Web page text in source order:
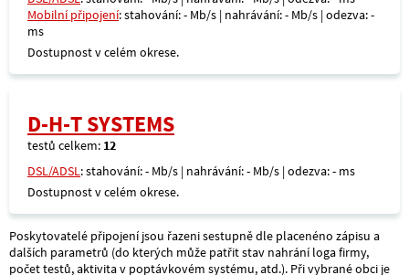
Mobilní připojení: stahování: - Mb/s | nahrávání: - Mb/s | odezva: -
ms
Dostupnost v celém okrese.
D-H-T SYSTEMS
testů celkem: 12
DSL/ADSL: stahování: - Mb/s | nahrávání: - Mb/s | odezva: - ms
Dostupnost v celém okrese.
Poskytovatelé připojení jsou řazeni sestupně dle placenéno zápisu a
dalších parametrů (do kterých může patřit stav nahrání loga firmy,
počet testů, aktivita v poptávkovém systému, atd.). Při vybrané obci je